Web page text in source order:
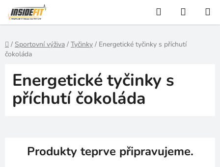
Přejít
na
obsah
Hledat
KOŠÍK
Domů
/ Sportovní výživa / Tyčinky / Energetické tyčinky s příchutí
čokoláda
Energetické tyčinky s
příchutí čokoláda
Produkty teprve připravujeme.